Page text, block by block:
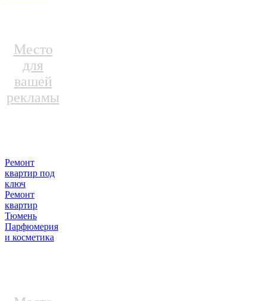
Место
для
вашей
рекламы
Ремонт
квартир под
ключ
Ремонт
квартир
Тюмень
Парфюмерия
и косметика